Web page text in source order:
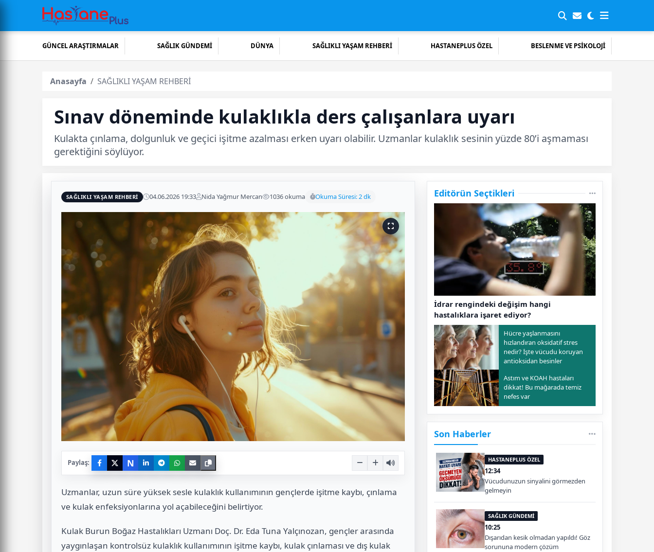
GÜNCEL ARAŞTIRMALAR SAĞLIK GÜNDEMİ DÜNYA SAĞLIKLI YAŞAM REHBERİ HASTANEPLUS ÖZEL BESLENME VE PSİKOLOJİ
Anasayfa SAĞLIKLI YAŞAM REHBERİ
Sınav döneminde kulaklıkla ders çalışanlara uyarı
Kulakta çınlama, dolgunluk ve geçici işitme azalması erken uyarı olabilir. Uzmanlar kulaklık sesinin yüzde 80’i aşmaması
gerektiğini söylüyor.
SAĞLIKLI YAŞAM REHBERİ 04.06.2026 19:33 Nida Yağmur Mercan 1036 okuma Okuma Süresi: 2 dk
Paylaş: N
Uzmanlar, uzun süre yüksek sesle kulaklık kullanımının gençlerde işitme kaybı, çınlama
ve kulak enfeksiyonlarına yol açabileceğini belirtiyor.
Kulak Burun Boğaz Hastalıkları Uzmanı Doç. Dr. Eda Tuna Yalçınozan, gençler arasında
yaygınlaşan kontrolsüz kulaklık kullanımının işitme kaybı, kulak çınlaması ve dış kulak
Editörün Seçtikleri
İdrar rengindeki değişim hangi
hastalıklara işaret ediyor?
Hücre yaşlanmasını
hızlandıran oksidatif stres
nedir? İşte vücudu koruyan
antioksidan besinler
Astım ve KOAH hastaları
dikkat! Bu mağarada temiz
nefes var
Son Haberler
HASTANEPLUS ÖZEL
12:34
Vücudunuzun sinyalini görmezden
gelmeyin
SAĞLIK GÜNDEMİ
10:25
Dışarıdan kesik olmadan yapıldı! Göz
sorununa modern çözüm